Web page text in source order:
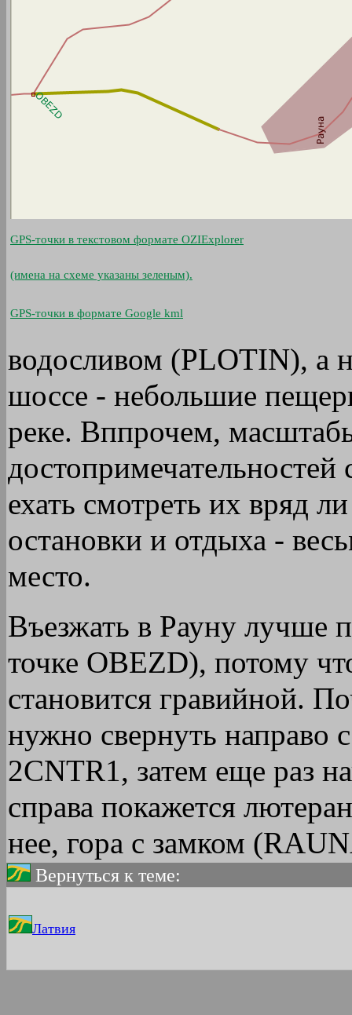
GPS-точки в текстовом формате OZIExplorer
(имена на схеме указаны зеленым).
GPS-точки в формате Google kml
водосливом (PLOTIN), а
шоссе - небольшие
реке. Вппрочем,
ехать смотреть их вряд
остановки и отдыха -
место.
Въезжать в Рауну лучше
точке OBEZD), потому
становится гравийной.
нужно свернуть направо
2CNTR1, затем еще раз
справа покажется
нее, гора с замком
Вернуться к теме:
Латвия